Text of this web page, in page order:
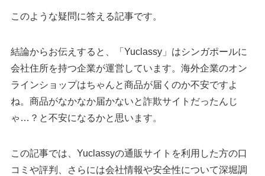
このような疑問に答える記事です。
結論からお伝えすると、「Yuclassy」はシンガポールに
会社住所を持つ企業が運営しています。海外企業のオン
ラインショップはちゃんと商品が届くのか不安ですよ
ね。商品がなかなか届かないと詐欺サイトだったんじ
ゃ…？と不安になるかと思います。
この記事では、Yuclassyの通販サイトを利用した方の口
コミや評判、さらには会社情報や安全性について深堀調